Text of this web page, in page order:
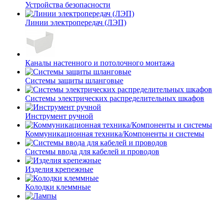
Устройства безопасности
Линии электропередач (ЛЭП)
Каналы настенного и потолочного монтажа
Системы защиты шланговые
Системы электрических распределительных шкафов
Инструмент ручной
Коммуникационная техника/Компоненты и системы
Системы ввода для кабелей и проводов
Изделия крепежные
Колодки клеммные